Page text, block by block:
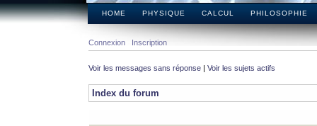
HOME PHYSIQUE CALCUL PHILOSOPHIE
Connexion Inscription
Voir les messages sans réponse | Voir les sujets actifs
Index du forum